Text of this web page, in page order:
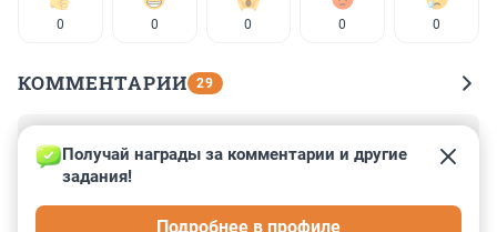
0 0 0 0 0
КОММЕНТАРИИ 29
16 ноября 2023, 02:14
Меня зовут Кира Йошикагэ. Мне 33 года. Мой дом
находится в северо-восточной части Морио, в районе
поместий. Работаю в офисе сети магазинов Kame Yu
Получай награды за комментарии и другие
задания!
Подробнее в профиле